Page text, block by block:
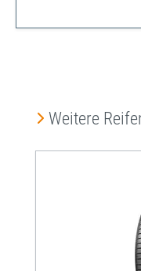
Produktgalerie
Weitere